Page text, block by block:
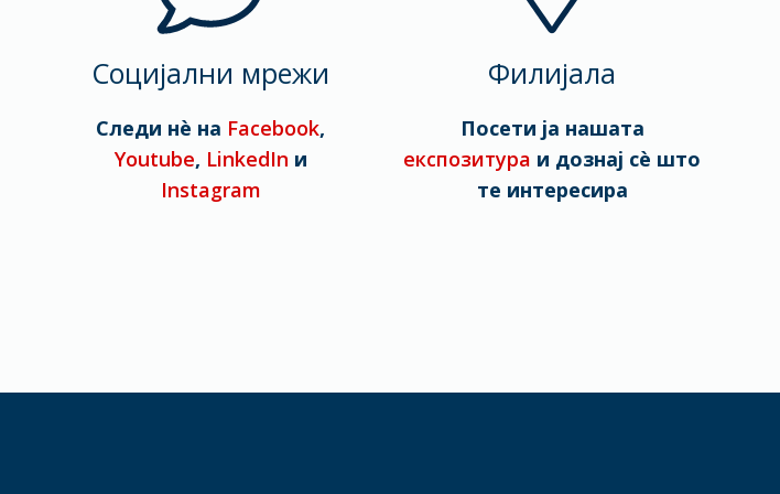
Социјални мрежи
Следи нè на Facebook,
Youtube, LinkedIn и
Instagram
Филијала
Посети ја нашата
експозитура и дознај сè што
те интересира